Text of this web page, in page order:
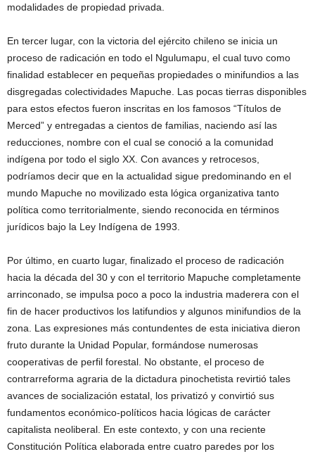
modalidades de propiedad privada.
En tercer lugar, con la victoria del ejército chileno se inicia un
proceso de radicación en todo el Ngulumapu, el cual tuvo como
finalidad establecer en pequeñas propiedades o minifundios a las
disgregadas colectividades Mapuche. Las pocas tierras disponibles
para estos efectos fueron inscritas en los famosos “Títulos de
Merced” y entregadas a cientos de familias, naciendo así las
reducciones, nombre con el cual se conoció a la comunidad
indígena por todo el siglo XX. Con avances y retrocesos,
podríamos decir que en la actualidad sigue predominando en el
mundo Mapuche no movilizado esta lógica organizativa tanto
política como territorialmente, siendo reconocida en términos
jurídicos bajo la Ley Indígena de 1993.
Por último, en cuarto lugar, finalizado el proceso de radicación
hacia la década del 30 y con el territorio Mapuche completamente
arrinconado, se impulsa poco a poco la industria maderera con el
fin de hacer productivos los latifundios y algunos minifundios de la
zona. Las expresiones más contundentes de esta iniciativa dieron
fruto durante la Unidad Popular, formándose numerosas
cooperativas de perfil forestal. No obstante, el proceso de
contrarreforma agraria de la dictadura pinochetista revirtió tales
avances de socialización estatal, los privatizó y convirtió sus
fundamentos económico-políticos hacia lógicas de carácter
capitalista neoliberal. En este contexto, y con una reciente
Constitución Política elaborada entre cuatro paredes por los